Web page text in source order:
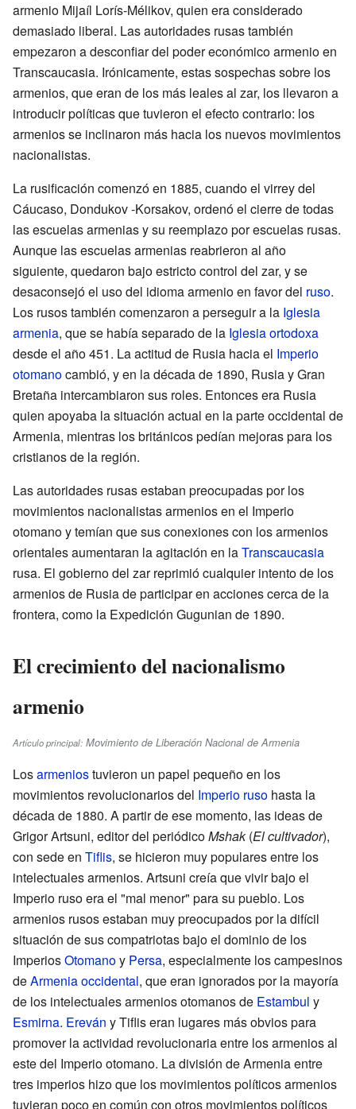
armenio Mijaíl Lorís-Mélikov, quien era considerado
demasiado liberal. Las autoridades rusas también
empezaron a desconfiar del poder económico armenio en
Transcaucasia. Irónicamente, estas sospechas sobre los
armenios, que eran de los más leales al zar, los llevaron a
introducir políticas que tuvieron el efecto contrario: los
armenios se inclinaron más hacia los nuevos movimientos
nacionalistas.
La rusificación comenzó en 1885, cuando el virrey del
Cáucaso, Dondukov -Korsakov, ordenó el cierre de todas
las escuelas armenias y su reemplazo por escuelas rusas.
Aunque las escuelas armenias reabrieron al año
siguiente, quedaron bajo estricto control del zar, y se
desaconsejó el uso del idioma armenio en favor del ruso.
Los rusos también comenzaron a perseguir a la Iglesia
armenia, que se había separado de la Iglesia ortodoxa
desde el año 451. La actitud de Rusia hacia el Imperio
otomanocambió, y en la década de 1890, Rusia y Gran
Bretaña intercambiaron sus roles. Entonces era Rusia
quien apoyaba la situación actual en la parte occidental de
Armenia, mientras los británicos pedían mejoras para los
cristianos de la región.
Las autoridades rusas estaban preocupadas por los
movimientos nacionalistas armenios en el Imperio
otomano y temían que sus conexiones con los armenios
orientales aumentaran la agitación en laTranscaucasia
rusa. El gobierno del zar reprimió cualquier intento de los
armenios de Rusia de participar en acciones cerca de la
frontera, como la Expedición Gugunian de 1890.
El crecimiento del nacionalismo
armenio
Artículo principal: Movimiento de Liberación Nacional de Armenia
Losarmeniostuvieron un papel pequeño en los
movimientos revolucionarios del Imperio ruso hasta la
década de 1880. A partir de ese momento, las ideas de
Grigor Artsuni, editor del periódicoMshak(El cultivador),
con sede en Tiflis, se hicieron muy populares entre los
intelectuales armenios. Artsuni creía que vivir bajo el
Imperio ruso era el "mal menor" para su pueblo. Los
armenios rusos estaban muy preocupados por la difícil
situación de sus compatriotas bajo el dominio de los
ImperiosOtomanoy Persa, especialmente los campesinos
deArmenia occidental, que eran ignorados por la mayoría
de los intelectuales armenios otomanos de Estambul y
Esmirna. Ereván y Tiflis eran lugares más obvios para
promover la actividad revolucionaria entre los armenios al
este del Imperio otomano. La división de Armenia entre
tres imperios hizo que los movimientos políticos armenios
tuvieran poco en común con otros movimientos políticos